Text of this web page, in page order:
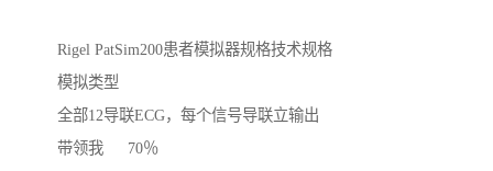
Rigel PatSim200患者模拟器规格技术规格
模拟类型
全部12导联ECG，每个信号导联立输出
带领我	70％